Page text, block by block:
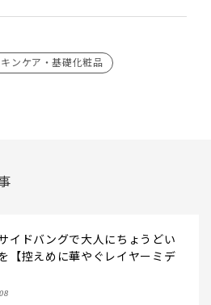
ンケア・基礎化粧品
イドバングで大人にちょうどい
【控えめに華やぐレイヤーミデ